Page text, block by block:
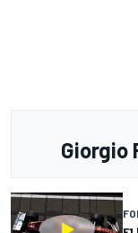
Giorgio